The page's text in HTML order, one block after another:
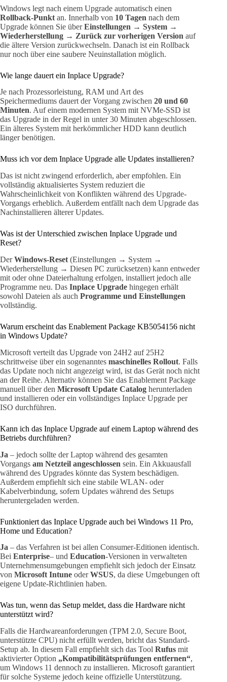
Windows legt nach einem Upgrade automatisch einen
Rollback-Punkt an. Innerhalb von 10 Tagen nach dem
Upgrade können Sie überEinstellungen → System →
Wiederherstellung → Zurück zur vorherigen Version auf
die ältere Version zurückwechseln. Danach ist ein Rollback
nur noch über eine saubere Neuinstallation möglich.
Wie lange dauert ein Inplace Upgrade?
Je nach Prozessorleistung, RAM und Art des
Speichermediums dauert der Vorgang zwischen 20 und 60
Minuten. Auf einem modernen System mit NVMe-SSD ist
das Upgrade in der Regel in unter 30 Minuten abgeschlossen.
Ein älteres System mit herkömmlicher HDD kann deutlich
länger benötigen.
Muss ich vor dem Inplace Upgrade alle Updates installieren?
Das ist nicht zwingend erforderlich, aber empfohlen. Ein
vollständig aktualisiertes System reduziert die
Wahrscheinlichkeit von Konflikten während des Upgrade-
Vorgangs erheblich. Außerdem entfällt nach dem Upgrade das
Nachinstallieren älterer Updates.
Was ist der Unterschied zwischen Inplace Upgrade und
Reset?
DerWindows-Reset (Einstellungen → System →
Wiederherstellung → Diesen PC zurücksetzen) kann entweder
mit oder ohne Dateierhaltung erfolgen, installiert jedoch alle
Programme neu. Das Inplace Upgrade hingegen erhält
sowohl Dateien als auch Programme und Einstellungen
vollständig.
Warum erscheint das Enablement Package KB5054156 nicht
in Windows Update?
Microsoft verteilt das Upgrade von 24H2 auf 25H2
schrittweise über ein sogenanntes maschinelles Rollout. Falls
das Update noch nicht angezeigt wird, ist das Gerät noch nicht
an der Reihe. Alternativ können Sie das Enablement Package
manuell über den Microsoft Update Catalog herunterladen
und installieren oder ein vollständiges Inplace Upgrade per
ISO durchführen.
Kann ich das Inplace Upgrade auf einem Laptop während des
Betriebs durchführen?
Ja – jedoch sollte der Laptop während des gesamten
Vorgangs am Netzteil angeschlossen sein. Ein Akkuausfall
während des Upgrades könnte das System beschädigen.
Außerdem empfiehlt sich eine stabile WLAN- oder
Kabelverbindung, sofern Updates während des Setups
heruntergeladen werden.
Funktioniert das Inplace Upgrade auch bei Windows 11 Pro,
Home und Education?
Ja – das Verfahren ist bei allen Consumer-Editionen identisch.
Bei Enterprise– und Education-Versionen in verwalteten
Unternehmensumgebungen empfiehlt sich jedoch der Einsatz
von Microsoft Intune oderWSUS, da diese Umgebungen oft
eigene Update-Richtlinien haben.
Was tun, wenn das Setup meldet, dass die Hardware nicht
unterstützt wird?
Falls die Hardwareanforderungen (TPM 2.0, Secure Boot,
unterstützte CPU) nicht erfüllt werden, bricht das Standard-
Setup ab. In diesem Fall empfiehlt sich das Tool Rufus mit
aktivierter Option „Kompatibilitätsprüfungen entfernen“,
um Windows 11 dennoch zu installieren. Microsoft garantiert
für solche Systeme jedoch keine offizielle Unterstützung.